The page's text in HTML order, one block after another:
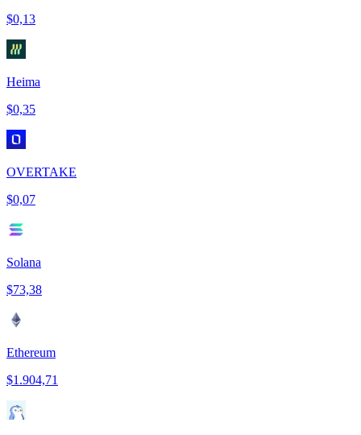
$0,13
Heima
$0,35
OVERTAKE
$0,07
Solana
$73,38
Ethereum
$1.904,71